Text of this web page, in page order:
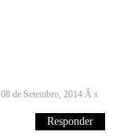
08 de Setembro, 2014 Ã s
Responder